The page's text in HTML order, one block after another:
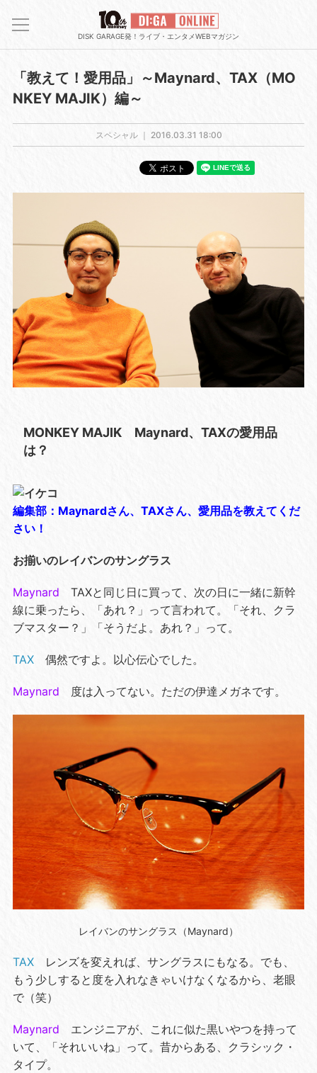
DISK GARAGE発！ライブ・エンタメWEBマガジン
「教えて！愛用品」～Maynard、TAX（MO
NKEY MAJIK）編～
スペシャル ｜ 2016.03.31 18:00
MONKEY MAJIK Maynard、TAXの愛用品
は？
編集部：Maynardさん、TAXさん、愛用品を教えてくだ
さい！
お揃いのレイバンのサングラス
Maynard TAXと同じ日に買って、次の日に一緒に新幹
線に乗ったら、「あれ？」って言われて。「それ、クラ
ブマスター？」「そうだよ。あれ？」って。
TAX偶然ですよ。以心伝心でした。
Maynard 度は入ってない。ただの伊達メガネです。
レイバンのサングラス（Maynard）
TAXレンズを変えれば、サングラスにもなる。でも、
もう少しすると度を入れなきゃいけなくなるから、老眼
で（笑）
Maynard エンジニアが、これに似た黒いやつを持って
いて、「それいいね」って。昔からある、クラシック・
タイプ。